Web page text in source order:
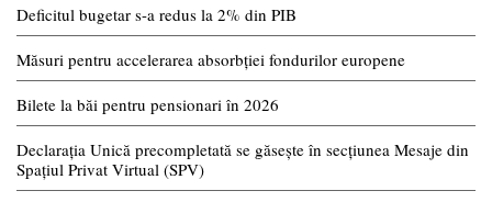
Deficitul bugetar s-a redus la 2% din PIB
Măsuri pentru accelerarea absorbției fondurilor europene
Bilete la băi pentru pensionari în 2026
Declarația Unică precompletată se găsește în secțiunea Mesaje din
Spațiul Privat Virtual (SPV)